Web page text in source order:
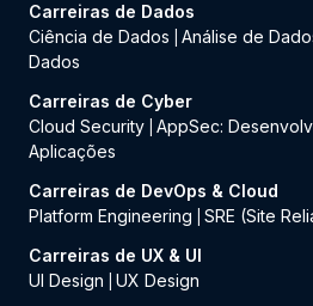
Carreiras de Dados
Ciência de Dados
Análise de
Dados
Carreiras de Cyber
Cloud Security AppSec:
Aplicações
Carreiras de DevOps & Cloud
Platform Engineering
SRE (Site
Carreiras de UX & UI
UI Design
UX Design